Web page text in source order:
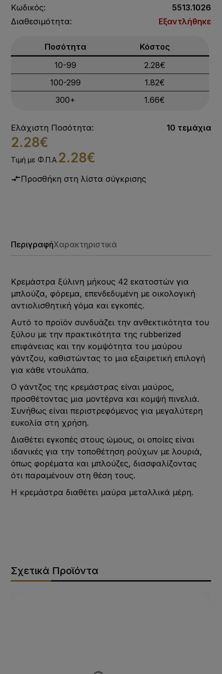
Κωδικός:
5513.1026
Διαθεσιμότητα:
Εξαντλήθηκε
Ποσότητα
Κόστος
10-99
2.28€
100-299
1.82€
300+
1.66€
Ελάχιστη Ποσότητα: 10 τεμάχια
2.28€
Τιμή με Φ.Π.Α.2.28€
Προσθήκη στη λίστα σύγκρισης
ΠεριγραφήΧαρακτηριστικά
Κρεμάστρα ξύλινη μήκους 42 εκατοστών για
μπλούζα, φόρεμα, επενδεδυμένη με οικολογική
αντιολισθητική γόμα και εγκοπές.
Αυτό το προϊόν συνδυάζει την ανθεκτικότητα του
ξύλου με την πρακτικότητα της rubberized
επιφάνειας και την κομψότητα του μαύρου
γάντζου, καθιστώντας το μια εξαιρετική επιλογή
για κάθε ντουλάπα.
Ο γάντζος της κρεμάστρας είναι μαύρος,
προσθέτοντας μια μοντέρνα και κομψή πινελιά.
Συνήθως είναι περιστρεφόμενος για μεγαλύτερη
ευκολία στη χρήση.
Διαθέτει εγκοπές στους ώμους, οι οποίες είναι
ιδανικές για την τοποθέτηση ρούχων με λουριά,
όπως φορέματα και μπλούζες, διασφαλίζοντας
ότι παραμένουν στη θέση τους.
H κρεμάστρα διαθέτει μαύρα μεταλλικά μέρη.
Σχετικά Προϊόντα